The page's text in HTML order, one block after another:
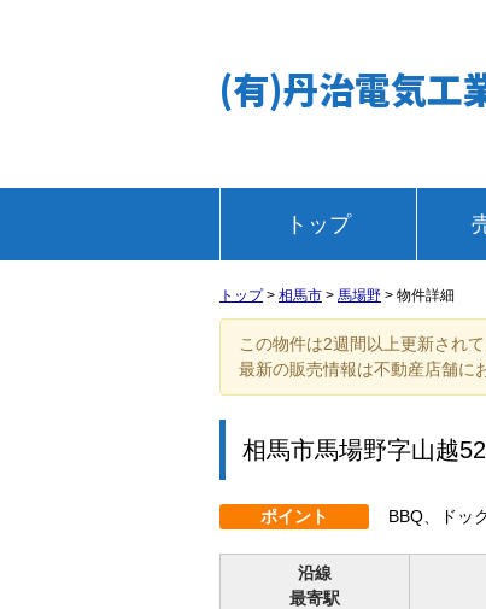
(有)丹治電気工
トップ
トップ> 相馬市 > 馬場野 > 物件詳細
この物件は2週間以上更新され
最新の販売情報は不動産店舗に
相馬市馬場野字山越
ポイント BBQ、ドッ
沿線
最寄駅